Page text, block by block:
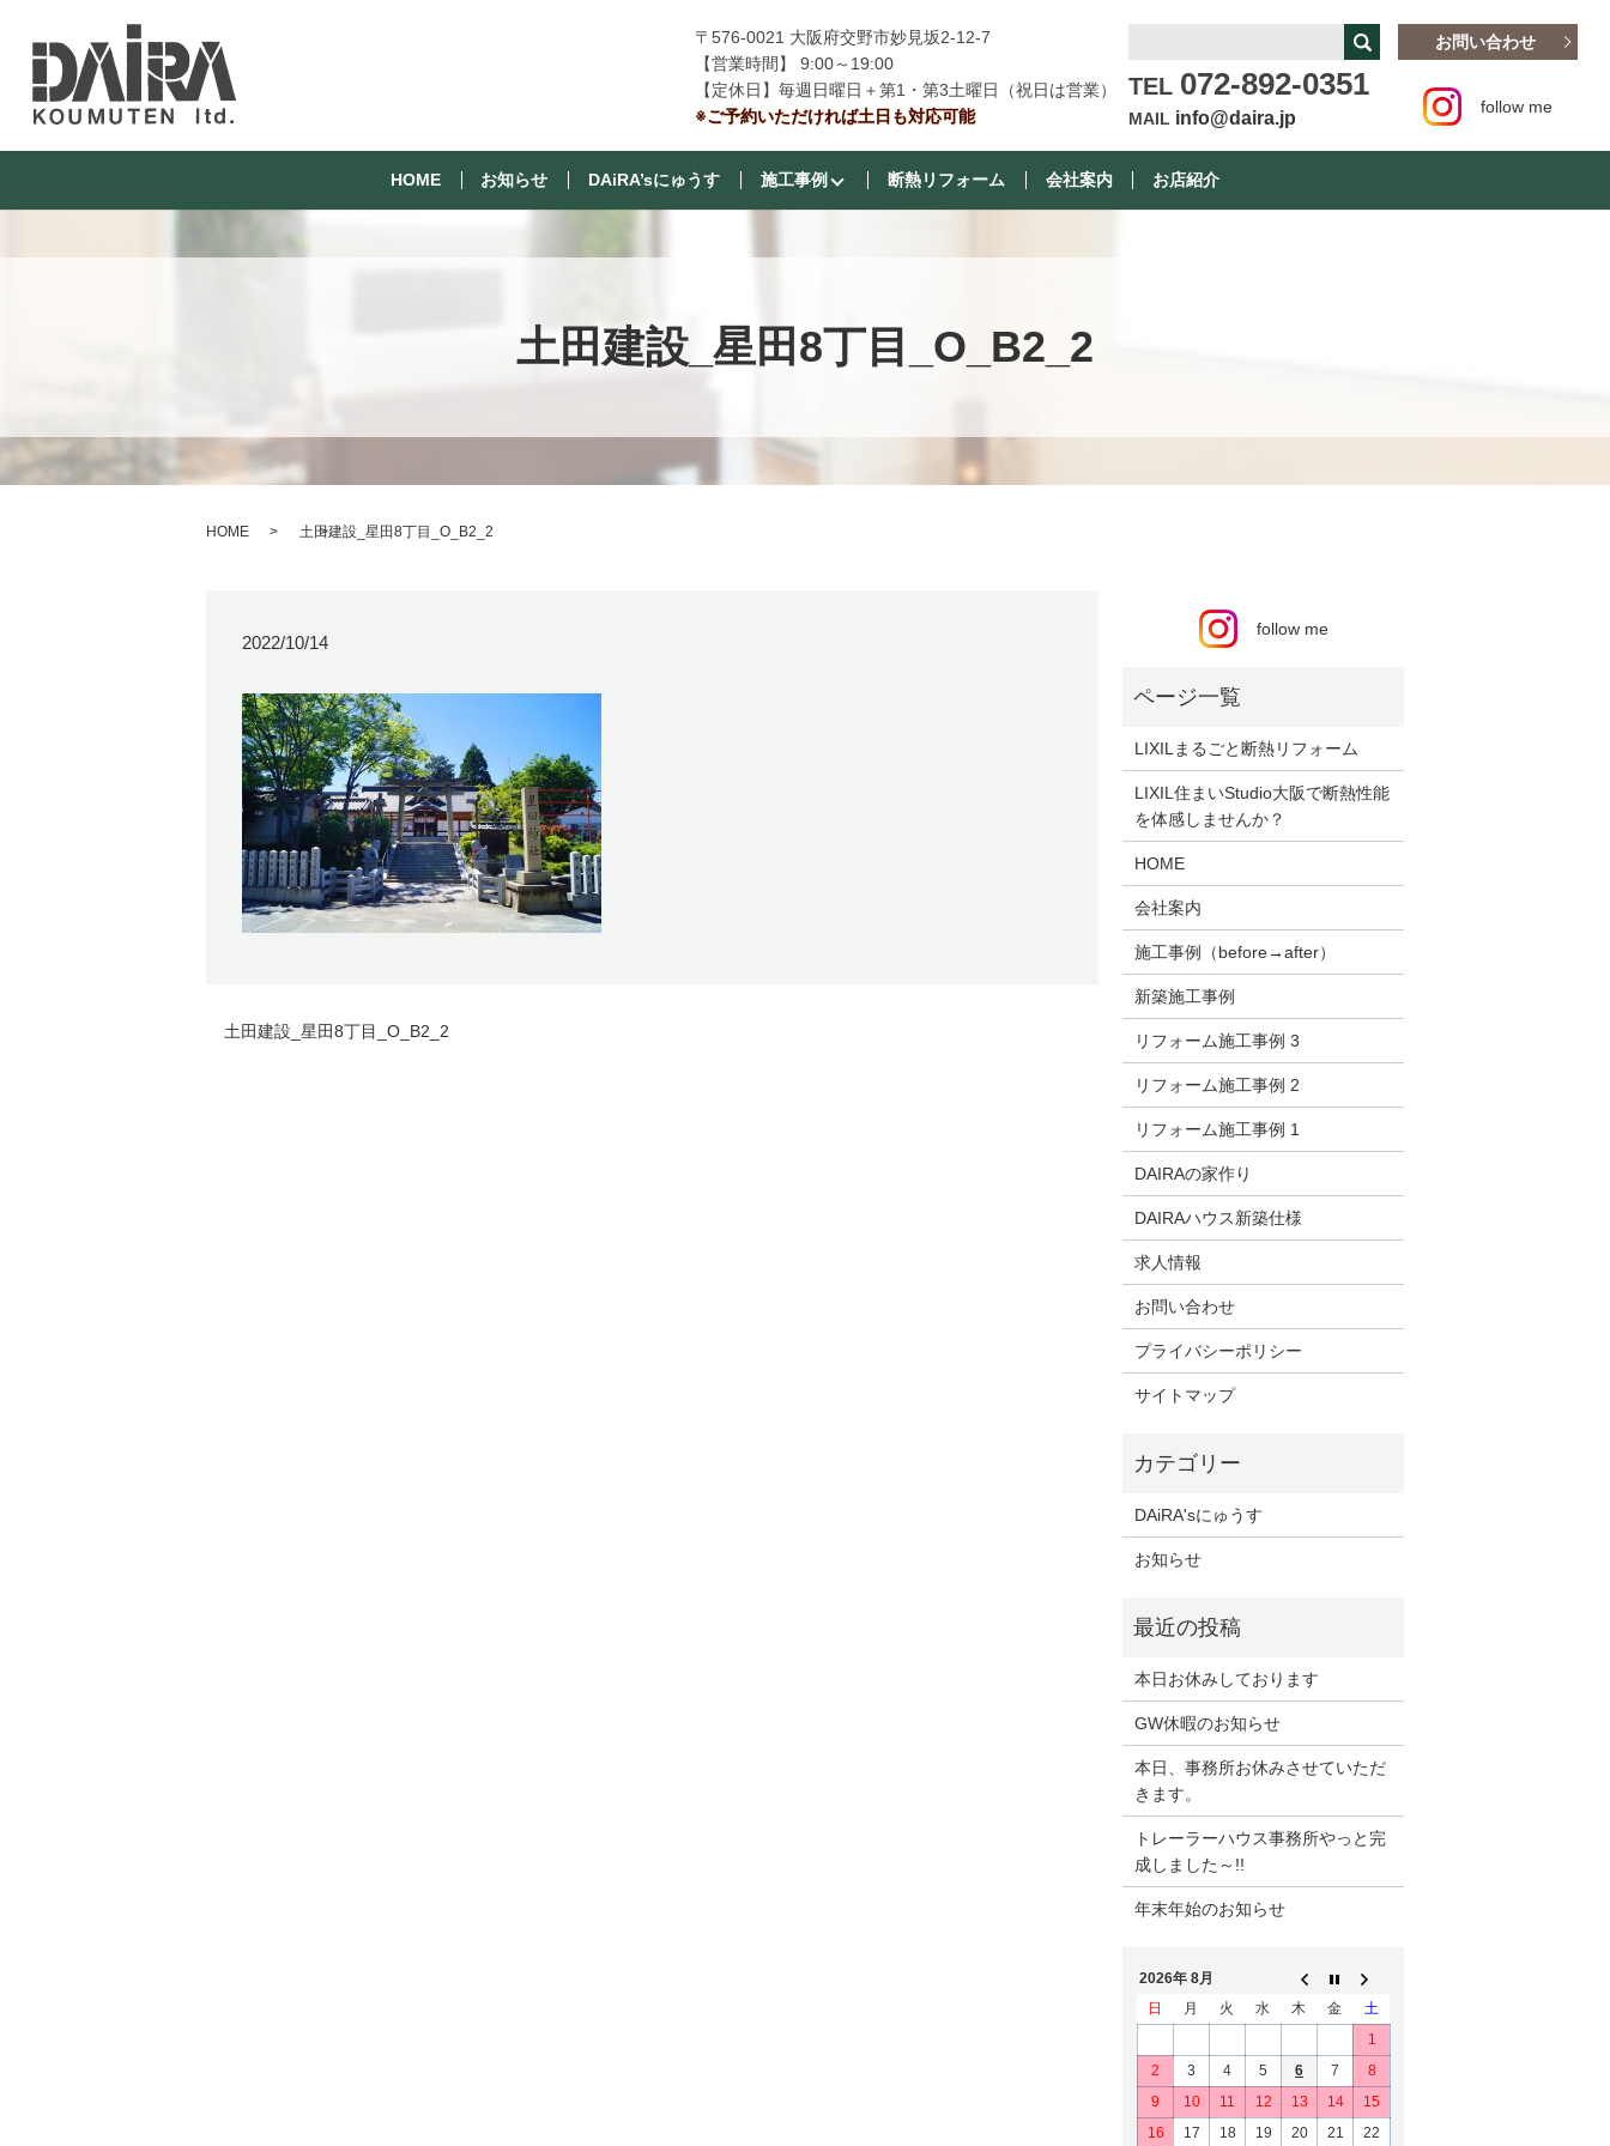
〒576-0021 大阪府交野市妙見坂2-12-7
【営業時間】 9:00～19:00
【定休日】毎週日曜日＋第1・第3土曜日（祝日は営業）
※ご予約いただければ土日も対応可能
TEL 072-892-0351
MAIL info@daira.jp
お問い合わせ
follow me
HOME お知らせ DAiRA’sにゅうす 施工事例 断熱リフォーム 会社案内 お店紹介
土田建設_星田8丁目_O_B2_2
HOME 土田建設_星田8丁目_O_B2_2
2022/10/14
土田建設_星田8丁目_O_B2_2
follow me
LIXILまるごと断熱リフォーム
LIXIL住まいStudio大阪で断熱性能
を体感しませんか？
HOME
会社案内
施工事例（before→after）
新築施工事例
リフォーム施工事例 3
リフォーム施工事例 2
リフォーム施工事例 1
DAIRAの家作り
DAIRAハウス新築仕様
求人情報
お問い合わせ
プライバシーポリシー
サイトマップ
DAiRA'sにゅうす
お知らせ
本日お休みしております
GW休暇のお知らせ
本日、事務所お休みさせていただ
きます。
トレーラーハウス事務所やっと完
成しました～!!
年末年始のお知らせ
2026年 8月
日
月 火 水 木 金
土
1
2
3 4 5 6 7
8
9
10 11 12 13 14
15
16
17 18 19 20 21 22